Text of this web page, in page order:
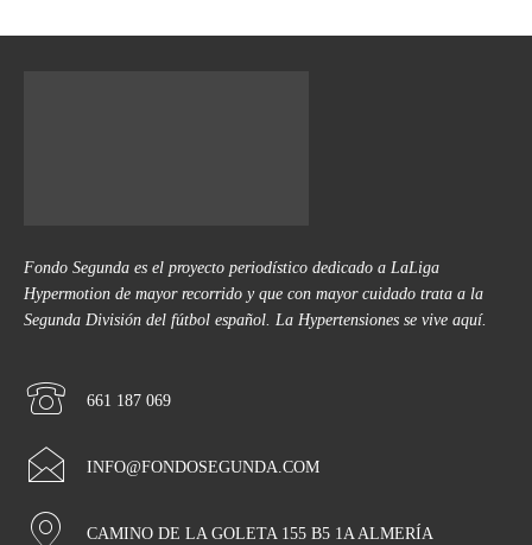
Fondo Segunda es el proyecto periodístico dedicado a LaLiga
Hypermotion de mayor recorrido y que con mayor cuidado trata a la
Segunda División del fútbol español. La Hypertensiones se vive aquí.
661 187 069
INFO@FONDOSEGUNDA.COM
CAMINO DE LA GOLETA 155 B5 1A ALMERÍA